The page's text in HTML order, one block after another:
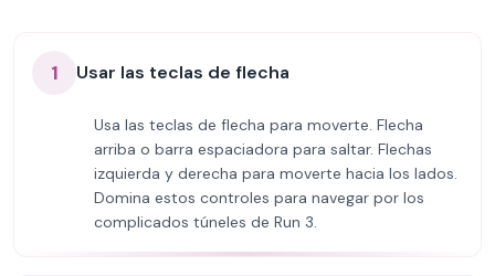
1 Usar las teclas de flecha
Usa las teclas de flecha para moverte. Flecha
arriba o barra espaciadora para saltar. Flechas
izquierda y derecha para moverte hacia los lados.
Domina estos controles para navegar por los
complicados túneles de Run 3.